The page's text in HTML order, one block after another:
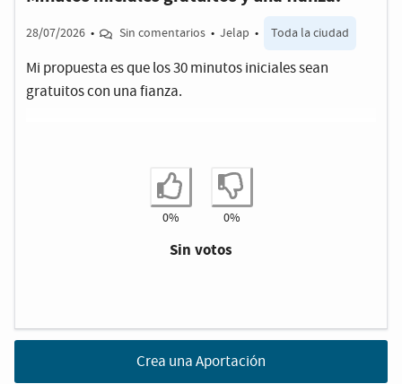
28/07/2026 • Sin comentarios • Jelap • Toda la ciudad
Mi propuesta es que los 30 minutos iniciales sean
gratuitos con una fianza.
Estoy de acuerdo
0% No estoy de
0%
Sin votos
Crea una Aportación